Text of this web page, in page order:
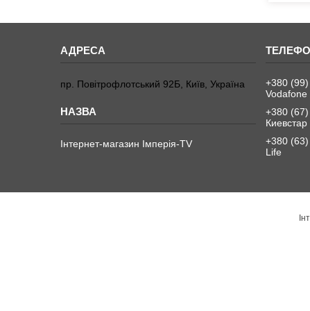
пр. Повітрофлотський 92Б, Київ, Україна
Інтернет-магазин Імперія-TV
+380
Vodafone
+380
Киевстар
+380
Life